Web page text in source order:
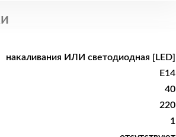
накаливания ИЛИ светодиодная [LED]
E14
40
220
1